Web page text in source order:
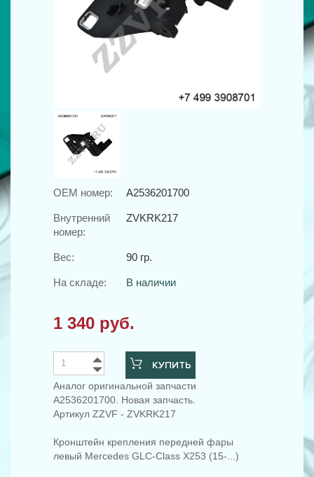
OEM номер: A2536201700
Внутренний
номер:
ZVKRK217
Вес: 90 гр.
На складе: В наличии
1 340 руб.
КУПИТЬ
Аналог оригинальной запчасти
A2536201700. Новая запчасть.
Артикул ZZVF - ZVKRK217
Кронштейн крепления передней фары
левый Mercedes GLC-Class X253 (15-...)